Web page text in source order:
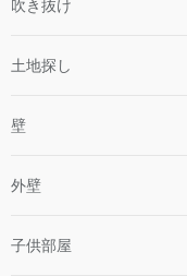
吹き抜け
土地探し
壁
外壁
子供部屋